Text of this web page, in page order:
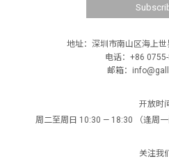
地址：深圳市南山区海上
电话：+86
邮箱：
开放时
周二至周日 10:30 — 18:30 （逢周一
关注我